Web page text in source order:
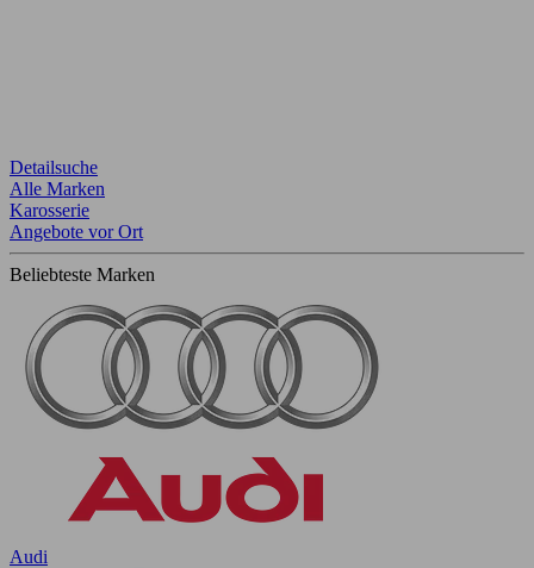
Detailsuche
Alle Marken
Karosserie
Angebote vor Ort
Beliebteste Marken
Audi